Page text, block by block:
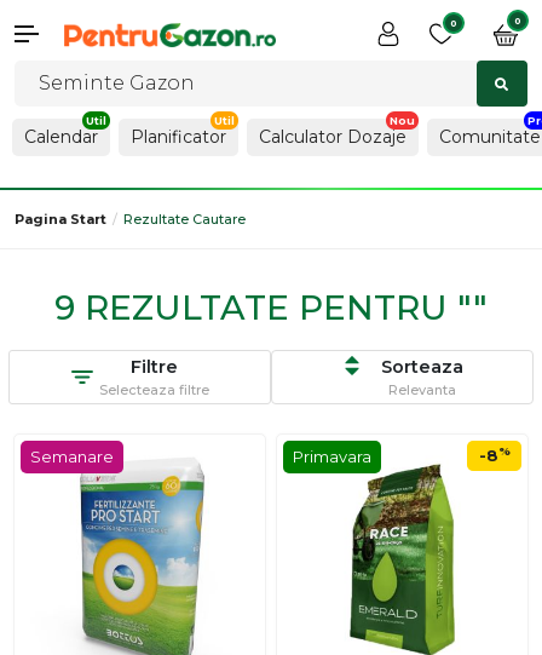
0 0
Calendar Planificator Calculator Dozaje Comunitate
Pagina Start Rezultate Cautare
9 REZULTATE PENTRU ""
Sorteaza
Relevanta
Filtre
Selecteaza filtre
Semanare -8%
Primavara